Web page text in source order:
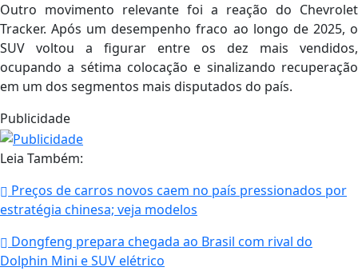
Outro movimento relevante foi a reação do Chevrolet
Tracker. Após um desempenho fraco ao longo de 2025, o
SUV voltou a figurar entre os dez mais vendidos,
ocupando a sétima colocação e sinalizando recuperação
em um dos segmentos mais disputados do país.
Publicidade
Leia Também:
Preços de carros novos caem no país pressionados por
estratégia chinesa; veja modelos
Dongfeng prepara chegada ao Brasil com rival do
Dolphin Mini e SUV elétrico